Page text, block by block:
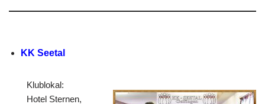
KK Seetal
Klublokal:
Hotel Sternen,